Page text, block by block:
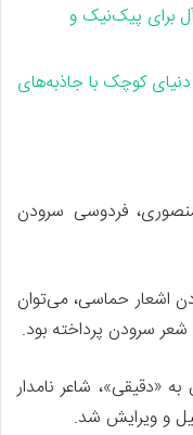
برای پیک‌نیک و
کوچک با جاذبه‌های
فردوسی سرودن
اشعار حماسی، می‌توان
سرودن پرداخته بود.
«دقیقی»، شاعر نامدار
و ویرایش شد.